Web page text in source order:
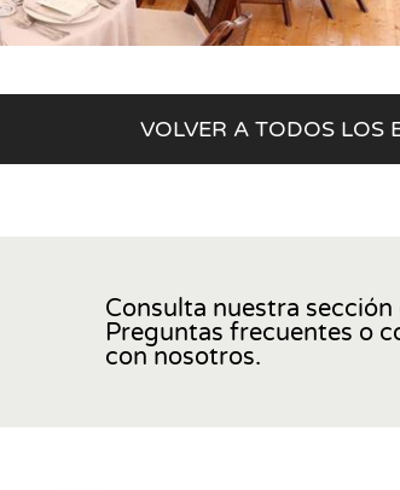
VOLVER A TODOS LOS
Consulta nuestra sección
Preguntas frecuentes o
con nosotros.